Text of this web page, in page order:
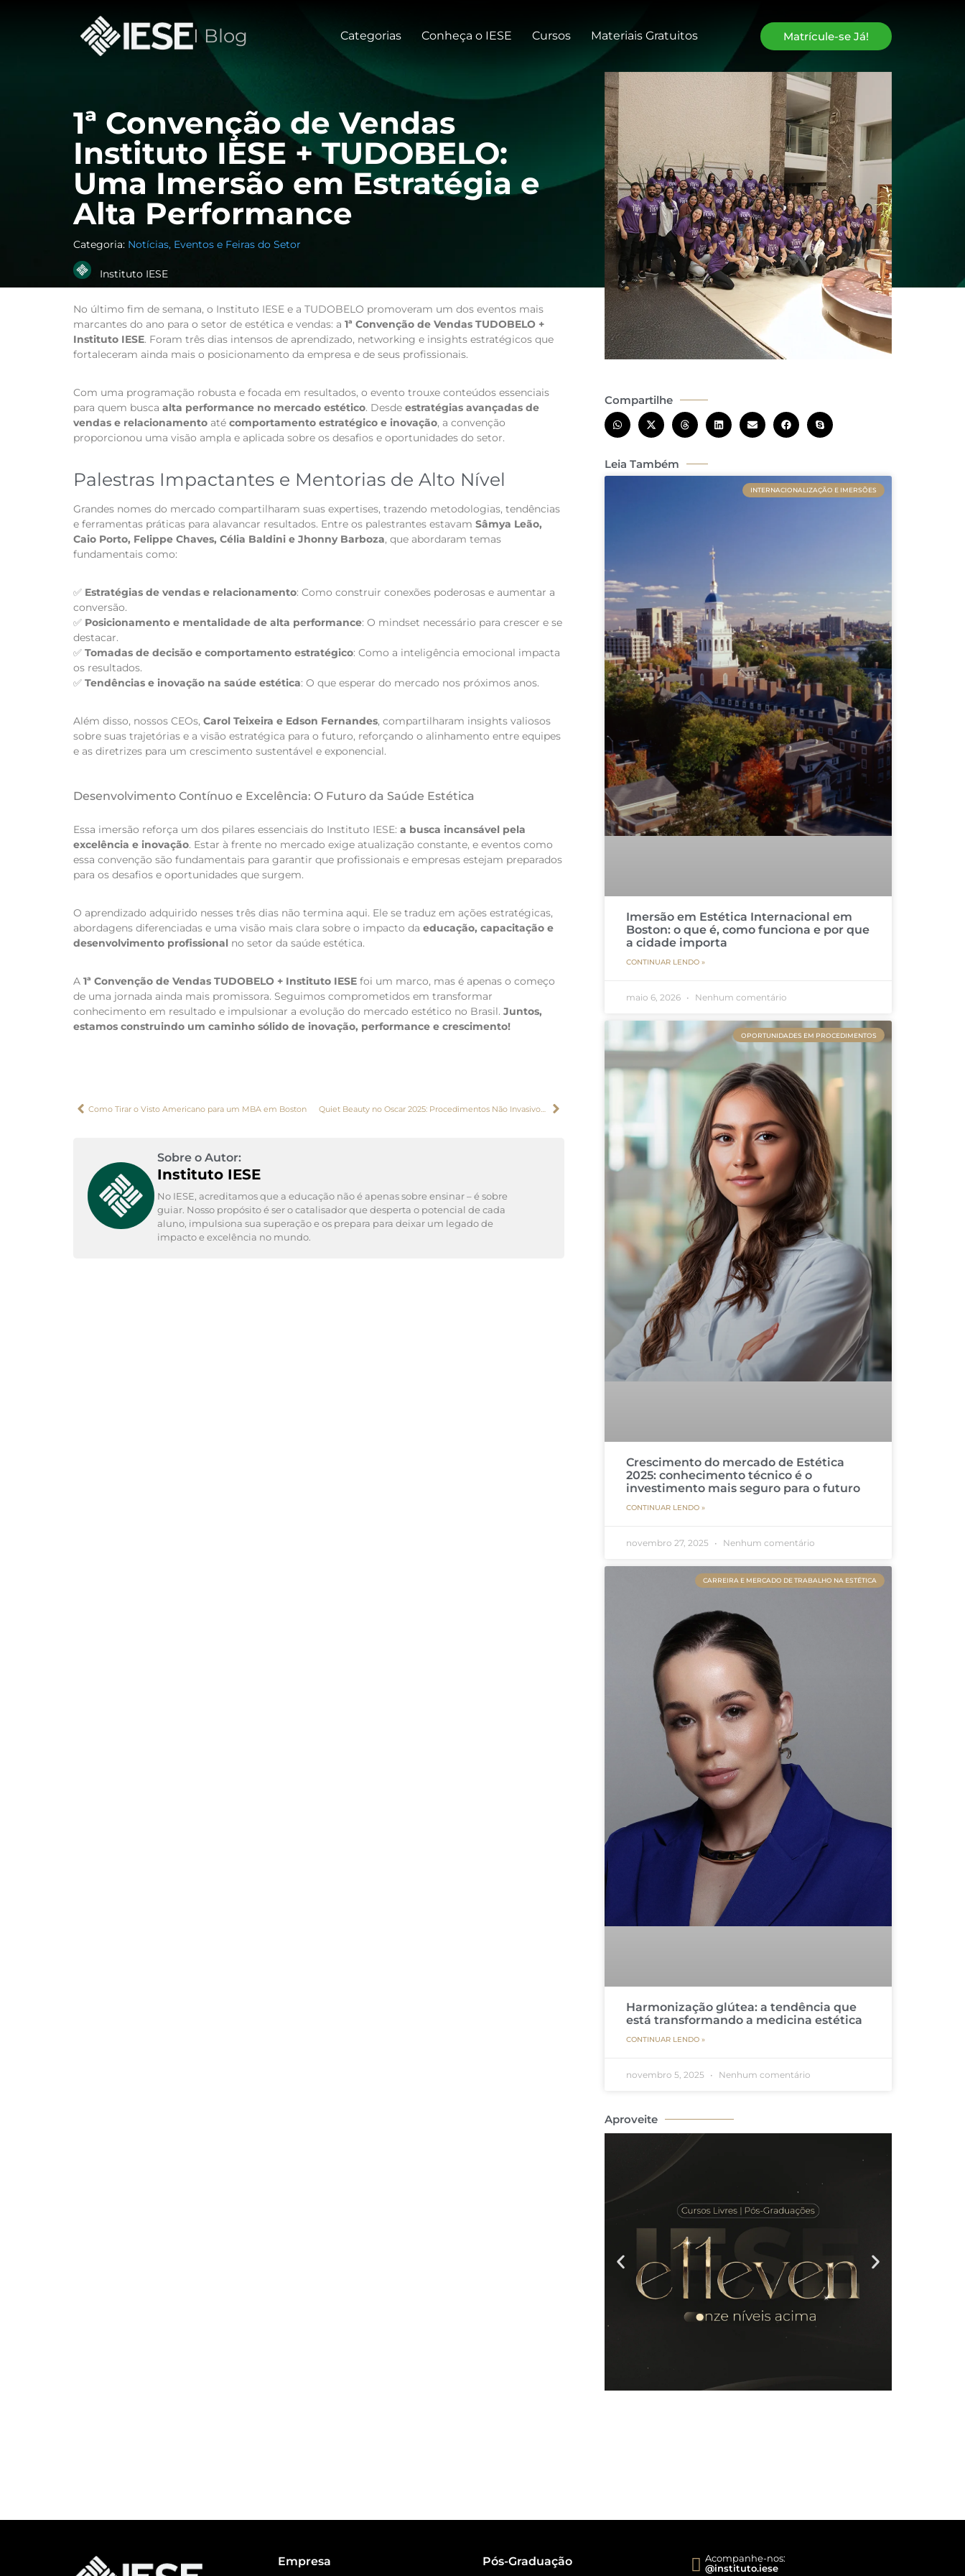
I Blog Categorias Conheça o IESE Cursos Materiais Gratuitos Matrícule-se Já!
1ª Convenção de Vendas
Instituto IESE + TUDOBELO:
Uma Imersão em Estratégia e
Alta Performance
Categoria: Notícias, Eventos e Feiras do Setor
Instituto IESE
No último fim de semana, o Instituto IESE e a TUDOBELO promoveram um dos eventos mais
marcantes do ano para o setor de estética e vendas: a 1ª Convenção de Vendas TUDOBELO +
Instituto IESE. Foram três dias intensos de aprendizado, networking e insights estratégicos que
fortaleceram ainda mais o posicionamento da empresa e de seus profissionais.
Com uma programação robusta e focada em resultados, o evento trouxe conteúdos essenciais
para quem busca alta performance no mercado estético. Desde estratégias avançadas de
vendas e relacionamento até comportamento estratégico e inovação, a convenção
proporcionou uma visão ampla e aplicada sobre os desafios e oportunidades do setor.
Palestras Impactantes e Mentorias de Alto Nível
Grandes nomes do mercado compartilharam suas expertises, trazendo metodologias, tendências
e ferramentas práticas para alavancar resultados. Entre os palestrantes estavam Sâmya Leão,
Caio Porto, Felippe Chaves, Célia Baldini e Jhonny Barboza, que abordaram temas
fundamentais como:
✅ Estratégias de vendas e relacionamento: Como construir conexões poderosas e aumentar a
conversão.
✅ Posicionamento e mentalidade de alta performance: O mindset necessário para crescer e se
destacar.
✅ Tomadas de decisão e comportamento estratégico: Como a inteligência emocional impacta
os resultados.
✅ Tendências e inovação na saúde estética: O que esperar do mercado nos próximos anos.
Além disso, nossos CEOs, Carol Teixeira e Edson Fernandes, compartilharam insights valiosos
sobre suas trajetórias e a visão estratégica para o futuro, reforçando o alinhamento entre equipes
e as diretrizes para um crescimento sustentável e exponencial.
Desenvolvimento Contínuo e Excelência: O Futuro da Saúde Estética
Essa imersão reforça um dos pilares essenciais do Instituto IESE: a busca incansável pela
excelência e inovação. Estar à frente no mercado exige atualização constante, e eventos como
essa convenção são fundamentais para garantir que profissionais e empresas estejam preparados
para os desafios e oportunidades que surgem.
O aprendizado adquirido nesses três dias não termina aqui. Ele se traduz em ações estratégicas,
abordagens diferenciadas e uma visão mais clara sobre o impacto da educação, capacitação e
desenvolvimento profissional no setor da saúde estética.
A 1ª Convenção de Vendas TUDOBELO + Instituto IESE foi um marco, mas é apenas o começo
de uma jornada ainda mais promissora. Seguimos comprometidos em transformar
conhecimento em resultado e impulsionar a evolução do mercado estético no Brasil. Juntos,
estamos construindo um caminho sólido de inovação, performance e crescimento!
Como Tirar o Visto Americano para um MBA em Boston Quiet Beauty no Oscar 2025: Procedimentos Não Invasivos que Realçam a Beleza Natural das Estrelas
Sobre o Autor:
Instituto IESE
No IESE, acreditamos que a educação não é apenas sobre ensinar – é sobre
guiar. Nosso propósito é ser o catalisador que desperta o potencial de cada
aluno, impulsiona sua superação e os prepara para deixar um legado de
impacto e excelência no mundo.
Compartilhe
Leia Também
INTERNACIONALIZAÇÃO E IMERSÕES
Imersão em Estética Internacional em
Boston: o que é, como funciona e por que
a cidade importa
CONTINUAR LENDO »
maio 6, 2026 Nenhum comentário
OPORTUNIDADES EM PROCEDIMENTOS
Crescimento do mercado de Estética
2025: conhecimento técnico é o
investimento mais seguro para o futuro
CONTINUAR LENDO »
novembro 27, 2025 Nenhum comentário
CARREIRA E MERCADO DE TRABALHO NA ESTÉTICA
Harmonização glútea: a tendência que
está transformando a medicina estética
CONTINUAR LENDO »
novembro 5, 2025 Nenhum comentário
Aproveite
Empresa Pós-Graduação
Acompanhe-nos:
@instituto.iese